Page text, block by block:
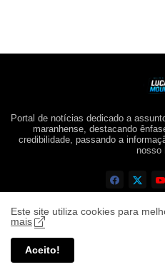
Portal de notícias dedicado a
maranhense, destacando
credibilidade, passando a
nosso
Este site utiliza cookies para
mais
Aceito!